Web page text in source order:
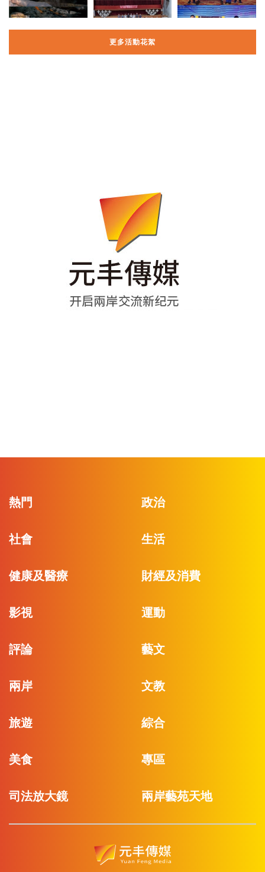
更多活動花絮
熱門 政治
社會 生活
健康及醫療 財經及消費
影視 運動
評論 藝文
兩岸 文教
旅遊 綜合
美食 專區
司法放大鏡 兩岸藝苑天地